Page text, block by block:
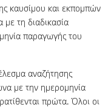
καυσίμου και εκπομπών
τη διαδικασία
παραγωγής του
αναζήτησης
με την ημερομηνία
πρώτα. Όλοι οι